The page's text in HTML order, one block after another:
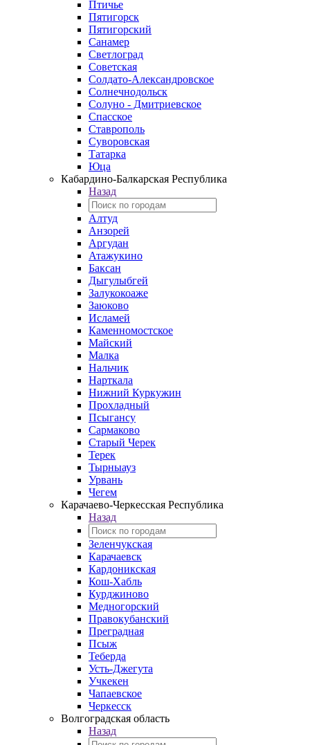
Птичье
Пятигорск
Пятигорский
Санамер
Светлоград
Советская
Солдато-Александровское
Солнечнодольск
Солуно - Дмитриевское
Спасское
Ставрополь
Суворовская
Татарка
Юца
Кабардино‑Балкарская Республика
Назад
Алтуд
Анзорей
Аргудан
Атажукино
Баксан
Дыгулыбгей
Залукокоаже
Заюково
Исламей
Каменномостское
Майский
Малка
Нальчик
Нарткала
Нижний Куркужин
Прохладный
Псыгансу
Сармаково
Старый Черек
Терек
Тырныауз
Урвань
Чегем
Карачаево-Черкесская Республика
Назад
Зеленчукская
Карачаевск
Кардоникская
Кош-Хабль
Курджиново
Медногорский
Правокубанский
Преградная
Псыж
Теберда
Усть-Джегута
Учкекен
Чапаевское
Черкесск
Волгоградская область
Назад